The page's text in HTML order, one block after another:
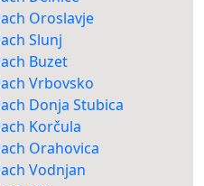
Oroslavje
Slunj
Buzet
Vrbovsko
Donja Stubica
Korčula
Orahovica
Vodnjan